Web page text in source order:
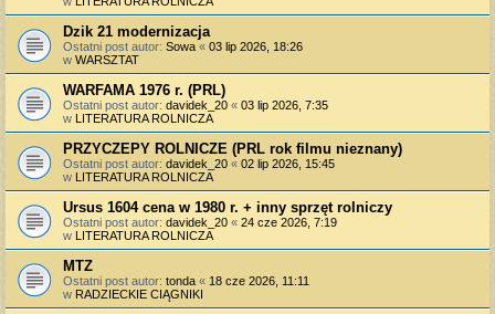
Dzik 21 modernizacja
Ostatni post autor: Sowa « 03 lip 2026, 18:26
w WARSZTAT
WARFAMA 1976 r. (PRL)
Ostatni post autor: davidek_20 « 03 lip 2026, 7:35
w LITERATURA ROLNICZA
PRZYCZEPY ROLNICZE (PRL rok filmu nieznany)
Ostatni post autor: davidek_20 « 02 lip 2026, 15:45
w LITERATURA ROLNICZA
Ursus 1604 cena w 1980 r. + inny sprzęt rolniczy
Ostatni post autor: davidek_20 « 24 cze 2026, 7:19
w LITERATURA ROLNICZA
MTZ
Ostatni post autor: tonda « 18 cze 2026, 11:11
w RADZIECKIE CIĄGNIKI